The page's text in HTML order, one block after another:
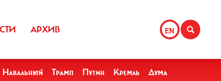
EN
АРХИВ
Навальный Трамп Путин Кремль Дума